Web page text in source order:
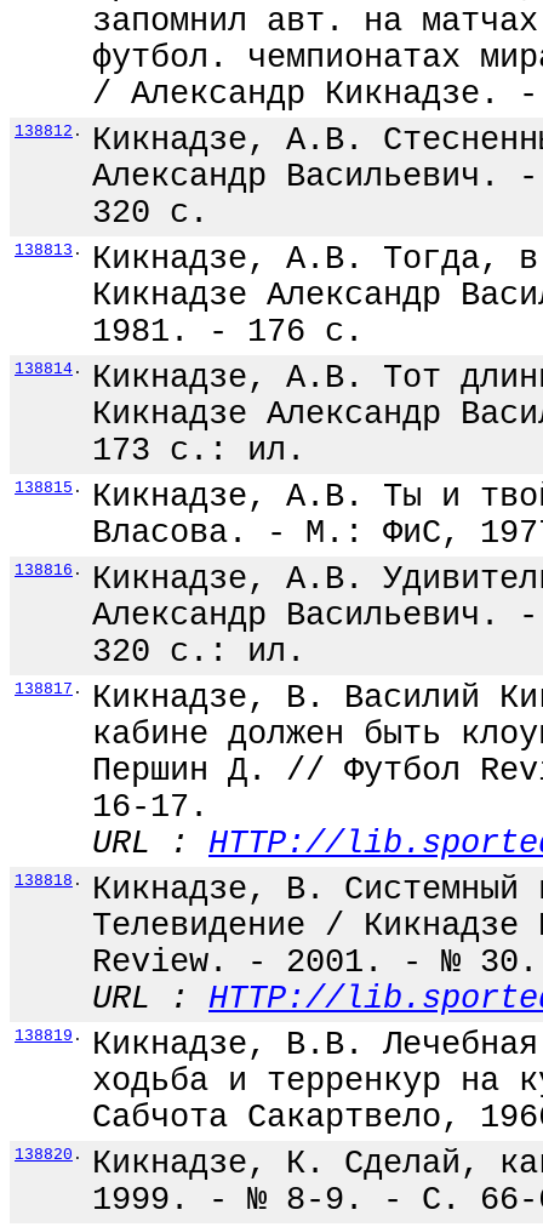
запомнил авт. на
футбол. чемпионатах
/ Александр
138812 .
Кикнадзе, А.В.
Александр
320 с.
138813 .
Кикнадзе, А.В. Тогда,
Кикнадзе Александр
1981. - 176 с.
138814 .
Кикнадзе, А.В. Тот
Кикнадзе Александр
173 с.: ил.
138815 .
Кикнадзе, А.В. Ты и
Власова. - М.: ФиС,
138816 .
Кикнадзе, А.В.
Александр
320 с.: ил.
138817 .
Кикнадзе, В. Василий
кабине должен быть
Першин Д. // Футбол
16-17.
URL : HTTP://
138818 .
Кикнадзе, В. Системный
Телевидение /
Review. - 2001. - №
URL : HTTP://
138819 .
Кикнадзе, В.В.
ходьба и терренкур на
Сабчота Сакартвело,
138820 .
Кикнадзе, К. Сделай,
1999. - № 8-9. - С. 66-